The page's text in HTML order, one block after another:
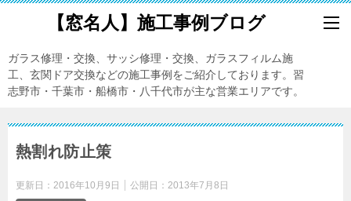
【窓名人】施工事例ブログ
ガラス修理・交換、サッシ修理・交換、ガラスフィルム施
工、玄関ドア交換などの施工事例をご紹介しております。習
志野市・千葉市・船橋市・八千代市が主な営業エリアです。
熱割れ防止策
更新日： 2016年10月9日 公開日： 2013年7月8日